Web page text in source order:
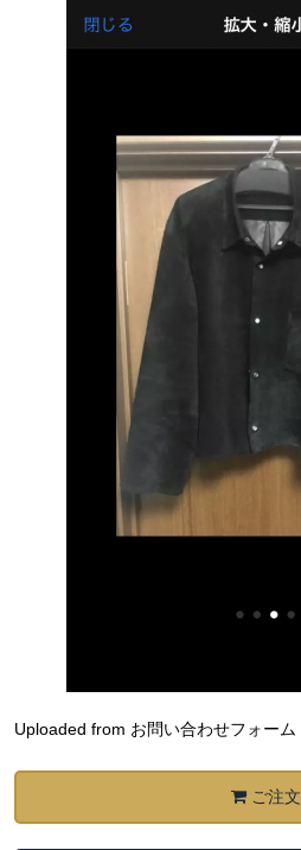
Uploaded from お問い合わせフォーム
ご注文